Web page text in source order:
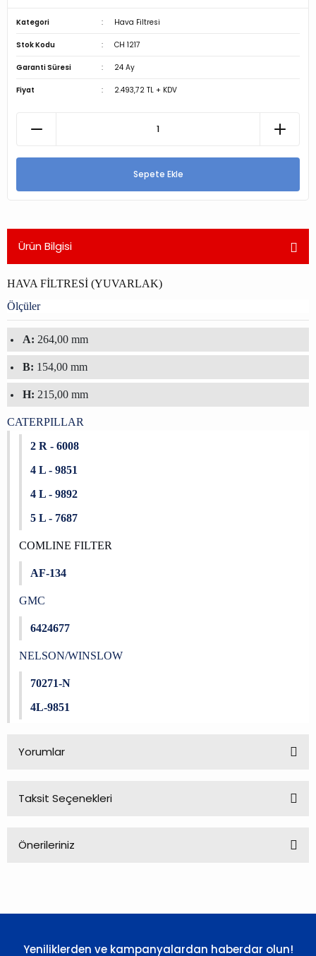
Kategori Hava Filtresi
Stok Kodu CH 1217
Garanti Süresi 24 Ay
Fiyat 2.493,72 TL + KDV
Sepete Ekle
Ürün Bilgisi
HAVA FİLTRESİ (YUVARLAK)
Ölçüler
A: 264,00 mm
B: 154,00 mm
H: 215,00 mm
CATERPILLAR
2 R - 6008
4 L - 9851
4 L - 9892
5 L - 7687
COMLINE FILTER
AF-134
GMC
6424677
NELSON/WINSLOW
70271-N
4L-9851
Yorumlar
Taksit Seçenekleri
Önerileriniz
Yeniliklerden ve kampanyalardan haberdar olun!